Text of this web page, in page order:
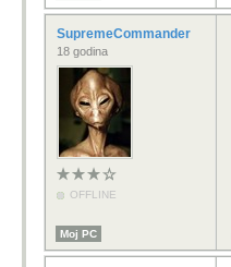
SupremeCommander
18 godina
OFFLINE
Moj PC